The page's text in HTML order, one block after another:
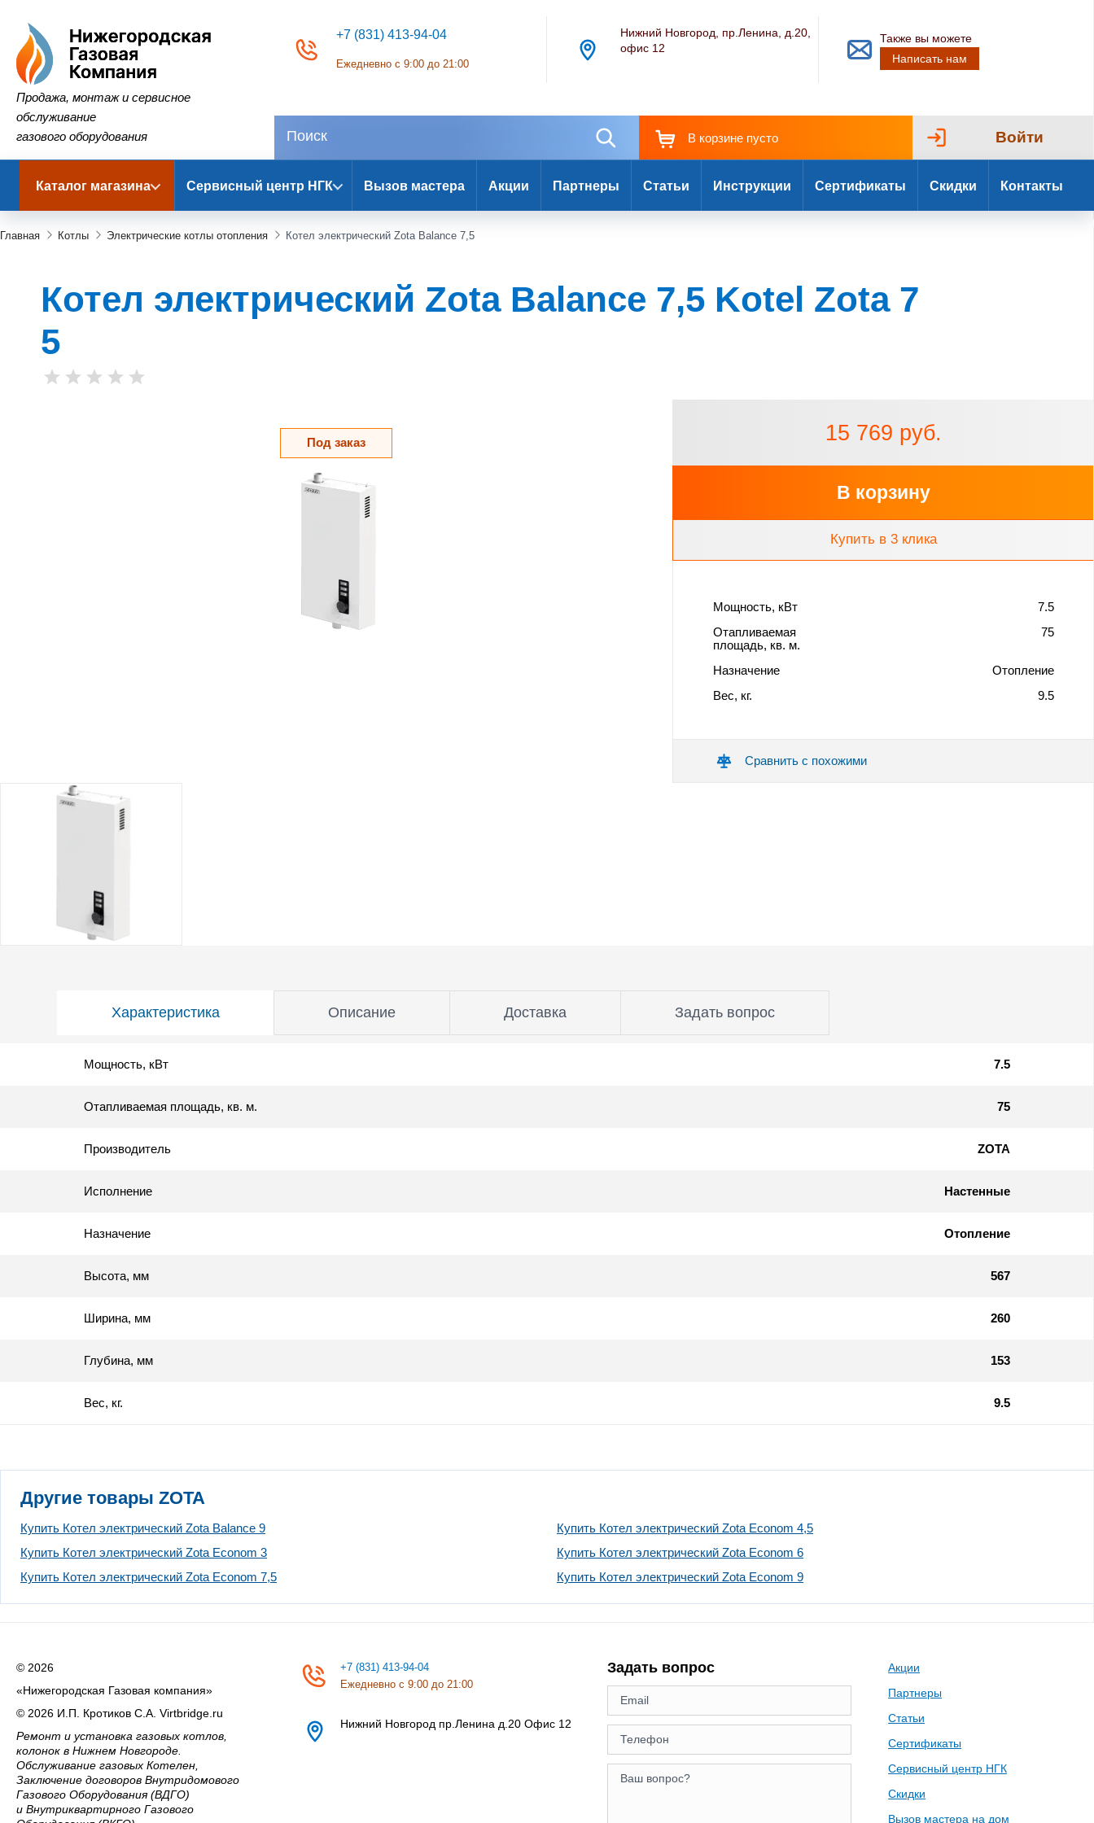
Нижегородская Газовая Компания
Продажа, монтаж и сервисное
обслуживание
газового оборудования
+7 (831) 413-94-04
Ежедневно с 9:00 до 21:00
Нижний Новгород, пр.Ленина, д.20,
офис 12
Также вы можете
Написать нам
В корзине пусто Войти
Каталог магазина Сервисный центр НГК Вызов мастера Акции Партнеры Статьи Инструкции Сертификаты Скидки Контакты
Главная Котлы Электрические котлы отопления Котел электрический Zota Balance 7,5
Котел электрический Zota Balance 7,5 Kotel Zota 7
5
Под заказ 15 769 руб.
В корзину
Купить в 3 клика
Мощность, кВт
7.5
Отапливаемая
площадь, кв. м.
75
Назначение
Отопление
Вес, кг.
9.5
Сравнить с похожими
Характеристика Описание Доставка Задать вопрос
Мощность, кВт 7.5
Отапливаемая площадь, кв. м. 75
Производитель ZOTA
Исполнение Настенные
Назначение Отопление
Высота, мм 567
Ширина, мм 260
Глубина, мм 153
Вес, кг. 9.5
Другие товары ZOTA
Купить Котел электрический Zota Balance 9
Купить Котел электрический Zota Econom 4,5
Купить Котел электрический Zota Econom 3
Купить Котел электрический Zota Econom 6
Купить Котел электрический Zota Econom 7,5
Купить Котел электрический Zota Econom 9
© 2026
«Нижегородская Газовая компания»
© 2026 И.П. Кротиков С.А. Virtbridge.ru
Ремонт и установка газовых котлов,
колонок в Нижнем Новгороде.
Обслуживание газовых Котелен,
Заключение договоров Внутридомового
Газового Оборудования (ВДГО)
и Внутриквартирного Газового
+7 (831) 413-94-04
Ежедневно с 9:00 до 21:00
Нижний Новгород пр.Ленина д.20 Офис 12
Задать вопрос
Акции
Партнеры
Статьи
Сертификаты
Сервисный центр НГК
Скидки
Вызов мастера на дом